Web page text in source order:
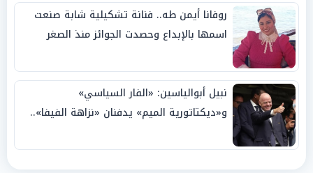
روفانا أيمن طه.. فنانة تشكيلية شابة صنعت
اسمها بالإبداع وحصدت الجوائز منذ الصغر
نبيل أبوالياسين: «الفار السياسي»
و«ديكتاتورية الميم» يدفنان «نزاهة الفيفا»..